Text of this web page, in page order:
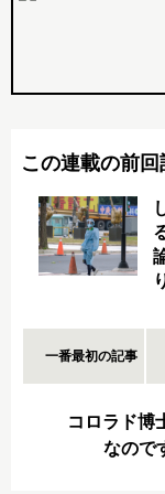
この連載の前回
一番最初の記事
コロラド博
なので